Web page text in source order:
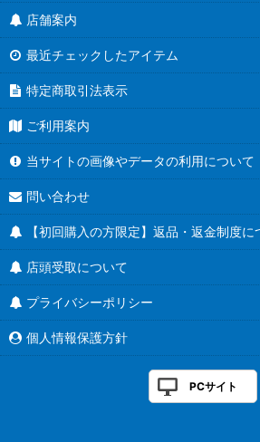
店舗案内
最近チェックしたアイテム
特定商取引法表示
ご利用案内
当サイトの画像やデータの利用について
問い合わせ
【初回購入の方限定】返品・返金制度に
店頭受取について
プライバシーポリシー
個人情報保護方針
PCサイト